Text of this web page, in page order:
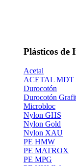
Plásticos de
Acetal
ACETAL MDT
Durocotón
Durocotón
Microbloc
Nylon GHS
Nylon Gold
Nylon XAU
PE HMW
PE MATROX
PE MPG